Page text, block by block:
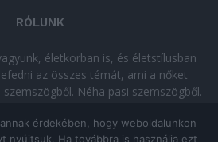
RÓLUNK
életkorban is, és életstílusban
az összes témát, ami a nőket
Néha pasi szemszögből.
vágysz!
érdekében, hogy weboldalunkon
nyújtsuk. Ha továbbra is használja ezt